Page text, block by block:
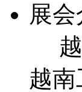
展会
越
越